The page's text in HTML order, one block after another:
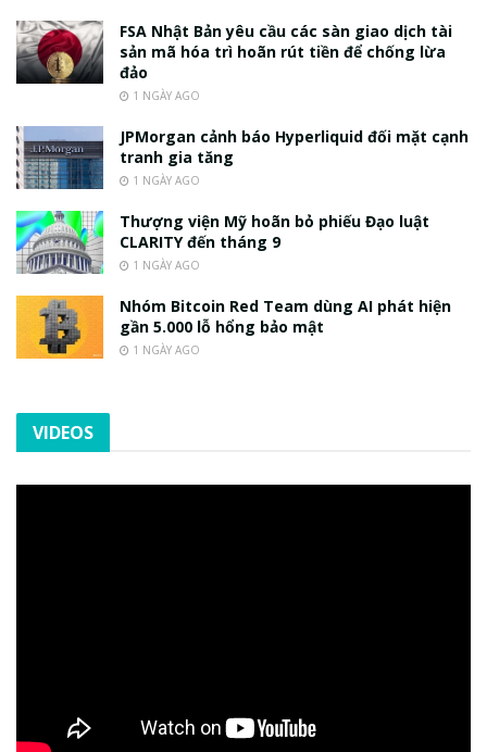
FSA Nhật Bản yêu cầu các sàn giao dịch tài
sản mã hóa trì hoãn rút tiền để chống lừa
đảo
1 NGÀY AGO
JPMorgan cảnh báo Hyperliquid đối mặt cạnh
tranh gia tăng
1 NGÀY AGO
Thượng viện Mỹ hoãn bỏ phiếu Đạo luật
CLARITY đến tháng 9
1 NGÀY AGO
Nhóm Bitcoin Red Team dùng AI phát hiện
gần 5.000 lỗ hổng bảo mật
1 NGÀY AGO
VIDEOS